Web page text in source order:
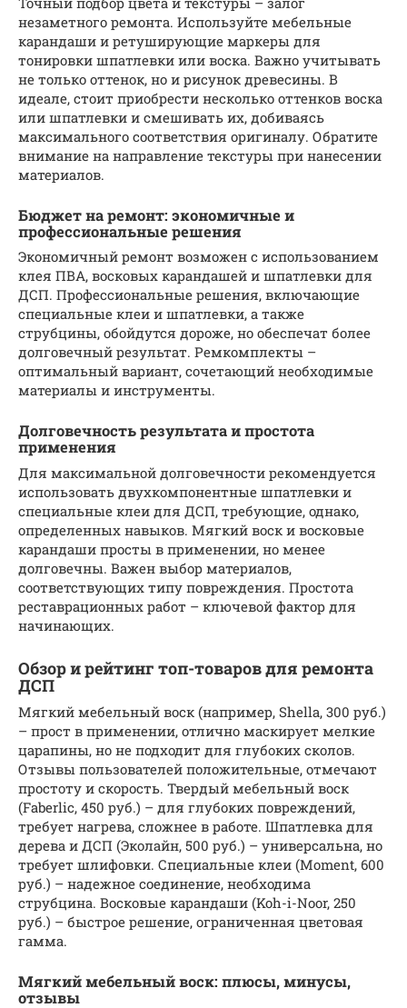
незаметного ремонта. Используйте мебельные
карандаши и ретуширующие маркеры для
тонировки шпатлевки или воска. Важно учитывать
не только оттенок, но и рисунок древесины. В
идеале, стоит приобрести несколько оттенков воска
или шпатлевки и смешивать их, добиваясь
максимального соответствия оригиналу. Обратите
внимание на направление текстуры при нанесении
материалов.
Бюджет на ремонт: экономичные и
профессиональные решения
Экономичный ремонт возможен с использованием
клея ПВА, восковых карандашей и шпатлевки для
ДСП. Профессиональные решения, включающие
специальные клеи и шпатлевки, а также
струбцины, обойдутся дороже, но обеспечат более
долговечный результат. Ремкомплекты –
оптимальный вариант, сочетающий необходимые
материалы и инструменты.
Долговечность результата и простота
применения
Для максимальной долговечности рекомендуется
использовать двухкомпонентные шпатлевки и
специальные клеи для ДСП, требующие, однако,
определенных навыков. Мягкий воск и восковые
карандаши просты в применении, но менее
долговечны. Важен выбор материалов,
соответствующих типу повреждения. Простота
реставрационных работ – ключевой фактор для
начинающих.
Обзор и рейтинг топ-товаров для ремонта
ДСП
Мягкий мебельный воск (например, Shella, 300 руб.)
– прост в применении, отлично маскирует мелкие
царапины, но не подходит для глубоких сколов.
Отзывы пользователей положительные, отмечают
простоту и скорость. Твердый мебельный воск
(Faberlic, 450 руб.) – для глубоких повреждений,
требует нагрева, сложнее в работе. Шпатлевка для
дерева и ДСП (Эколайн, 500 руб.) – универсальна, но
требует шлифовки. Специальные клеи (Moment, 600
руб.) – надежное соединение, необходима
струбцина. Восковые карандаши (Koh-i-Noor, 250
руб.) – быстрое решение, ограниченная цветовая
гамма.
Мягкий мебельный воск: плюсы, минусы,
отзывы